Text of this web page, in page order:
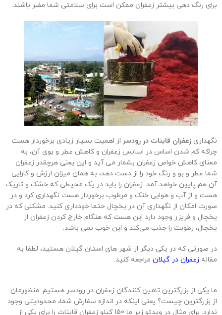
برای رنگ دهی بیشتر زعفران ممکن است برای سلامتی شما مضر باشند.
نگهداری زعفران قاینات در رودسر از اهمیت بسیار زیادی برخوردار هست
چراکه کم شدن اساس در اسانس زعفران و کاهش عطر و بوی آن، به
معنای کاهش خواص زعفران بشمار می آید و این یعنی هرچقدر زعفران
شما عطر و بو و رنگ خود را از دست دهد، به همان میزان ارزش و کارایی
آن هم پایین خواهد آمد. زعفران را باید در یک محیطی که خشک و تاریک
هست و از آب و هوایی خنک و مرطوب برخوردار هست نگهداری کرد و در
صورت امکان از نگهداری آن در یخچال حتما خودداری کنید. مشکلی که در
یخچال و فریزر وجود دارد این هست که هنگام خارج کردن زعفران از
یخچال، رطوبت را جذب می‌کند و این خوب نمی باشد.
در صورتی که در یکی دیگر از شهر های استان گیلان هستید، لطفا به
مقاله زعفران در گیلان مراجعه کنید.
ما یکی از بزرگترین تامین کنندگان زعفران در رودسر هستیم. منظورمان
از بزرگترین چیست؟ یعنی اینکه در اندازه سفارش شما، محدودیتی وجود
ندارد. برای مثال در ویدئو زیر ما 150 کیلو زعفران قاینات را برای یکی از